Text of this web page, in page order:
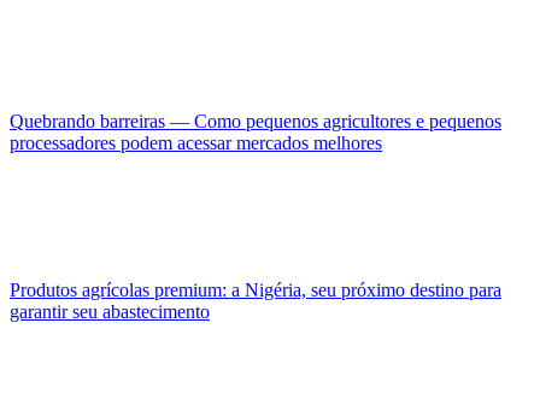
Quebrando barreiras — Como pequenos agricultores e pequenos
processadores podem acessar mercados melhores
Produtos agrícolas premium: a Nigéria, seu próximo destino para
garantir seu abastecimento